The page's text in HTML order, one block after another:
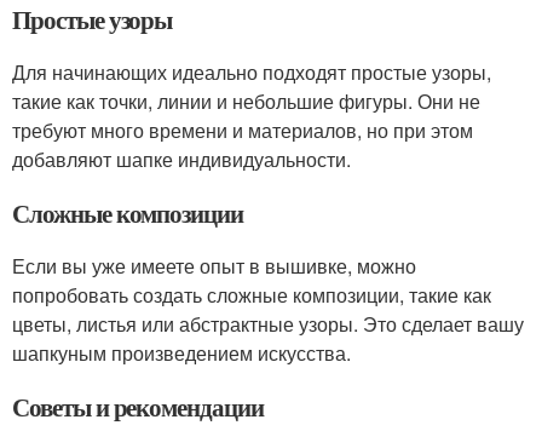
Простые узоры
Для начинающих идеально подходят простые узоры,
такие как точки, линии и небольшие фигуры. Они не
требуют много времени и материалов, но при этом
добавляют шапке индивидуальности.
Сложные композиции
Если вы уже имеете опыт в вышивке, можно
попробовать создать сложные композиции, такие как
цветы, листья или абстрактные узоры. Это сделает вашу
шапкуным произведением искусства.
Советы и рекомендации